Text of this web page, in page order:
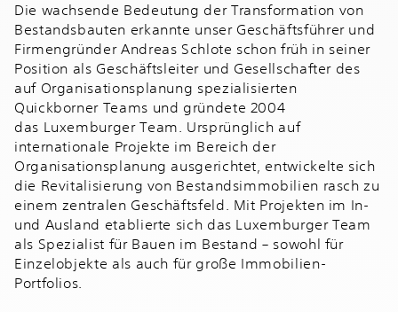
Die wachsende Bedeutung der Transformation von
Bestandsbauten erkannte unser Geschäftsführer und
Firmengründer Andreas Schlote schon früh in seiner
Position als Geschäftsleiter und Gesellschafter des
auf Organisationsplanung spezialisierten
Quickborner Teams und gründete 2004
das Luxemburger Team. Ursprünglich auf
internationale Projekte im Bereich der
Organisationsplanung ausgerichtet, entwickelte sich
die Revitalisierung von Bestandsimmobilien rasch zu
einem zentralen Geschäftsfeld. Mit Projekten im In-
und Ausland etablierte sich das Luxemburger Team
als Spezialist für Bauen im Bestand – sowohl für
Einzelobjekte als auch für große Immobilien-
Portfolios.